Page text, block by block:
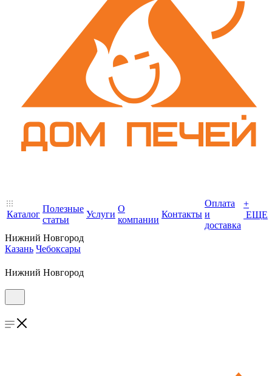
Каталог
Полезные
статьи
Услуги
О
компании
Контакты
Оплата
и
доставка
+
ЕЩЕ
Нижний Новгород
Казань Чебоксары
Нижний Новгород